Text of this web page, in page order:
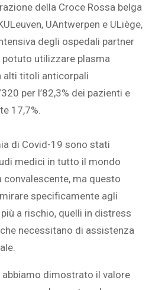
della Croce Rossa belga
UAntwerpen e ULiège,
degli ospedali partner
utilizzare plasma
alti titoli anticorpali
per l’82,3% dei pazienti e
17,7%.
di Covid-19 sono stati
medici in tutto il mondo
ma questo
specificamente agli
a rischio, quelli in distress
necessitano di assistenza
abbiamo dimostrato il valore